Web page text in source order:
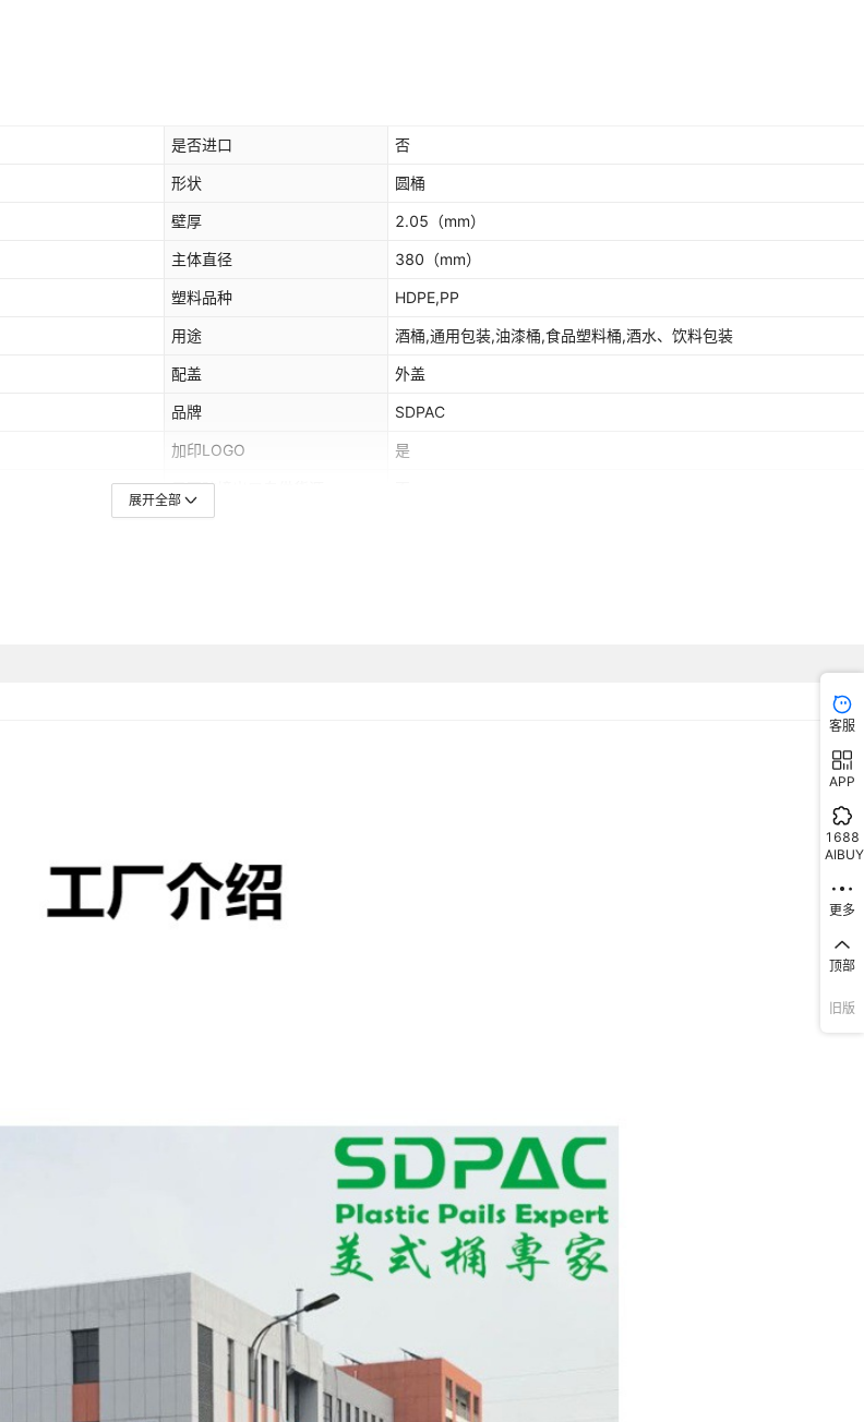
是否进口 否
形状 圆桶
壁厚 2.05 （mm）
主体直径 380 （mm）
塑料品种 HDPE,PP
用途 酒桶,通用包装,油漆桶,食品塑料桶,酒水、饮料包装
配盖 外盖
品牌 SDPAC
加印LOGO 是
是否跨境出口专供货源
展开全部
客服
APP
1688
AIBUY
更多
顶部
旧版